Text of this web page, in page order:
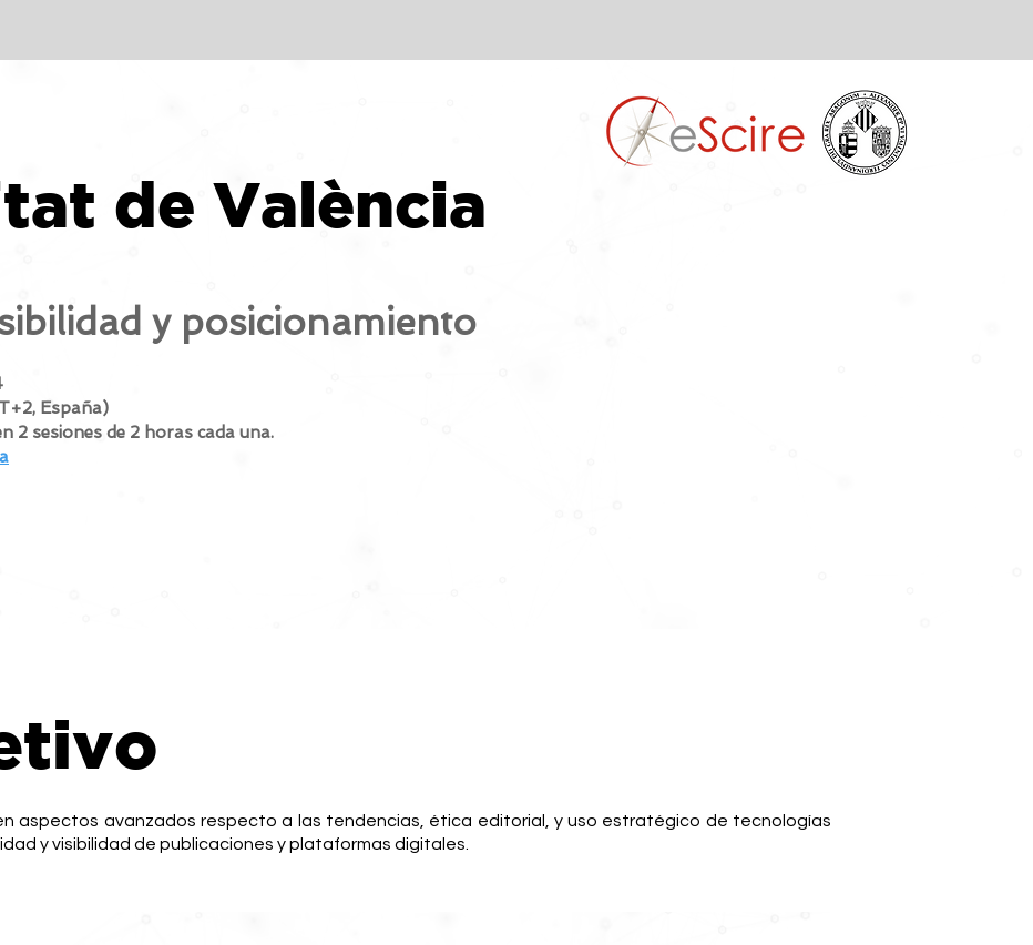
de València
y posicionamiento
España)
2 sesiones de 2 horas cada una.
aspectos avanzados respecto a las tendencias, ética editorial, y uso estratégico de tecnologías
y visibilidad de publicaciones y plataformas digitales.